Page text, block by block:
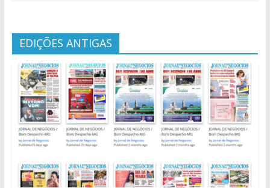
EDIÇÕES ANTIGAS